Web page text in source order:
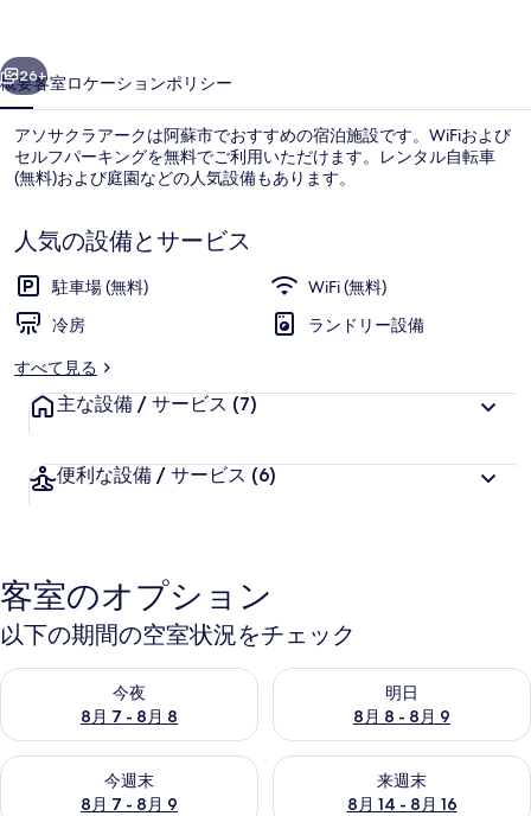
ク
の
写
真
ギ
ャ
ラ
リ
ー
カフェ
次へ
26+
概要客室ロケーションポリシー
アソサクラアークは阿蘇市でおすすめの宿泊施設です。WiFiおよび
セルフパーキングを無料でご利用いただけます。レンタル自転車
(無料)および庭園などの人気設備もあります。
人気の設備とサービス
駐車場 (無料)
WiFi (無料)
冷房
ランドリー設備
すべて見る
主な設備 / サービス (7)
便利な設備 / サービス (6)
客室のオプション
以下の期間の空室状況をチェック
今夜
8月 7 - 8月 8
今夜 8月 7 - 8月 8 の空室状況をチェック
明日
8月 8 - 8月 9
明日 8月 8 - 8月 9 の空室状況
今週末
8月 7 - 8月 9
今週末 8月 7 - 8月 9 の空室状況をチェック
来週末
8月 14 - 8月 16
来週末 8月 14 - 8月 16 の空室